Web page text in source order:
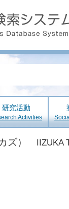
研究活動
Activities
ズ） IIZUKA